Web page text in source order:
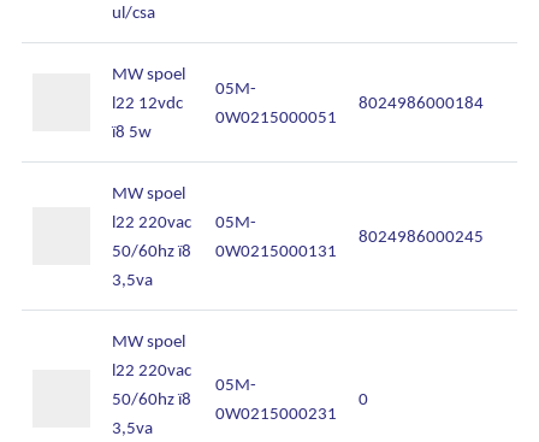
Onze merken
Contact
ul/csa
MW spoel
l22 12vdc
ï8 5w
05M-
0W0215000051
8024986000184
MW spoel
l22 220vac
50/60hz ï8
3,5va
05M-
0W0215000131
8024986000245
MW spoel
l22 220vac
50/60hz ï8
3,5va
05M-
0W0215000231
0